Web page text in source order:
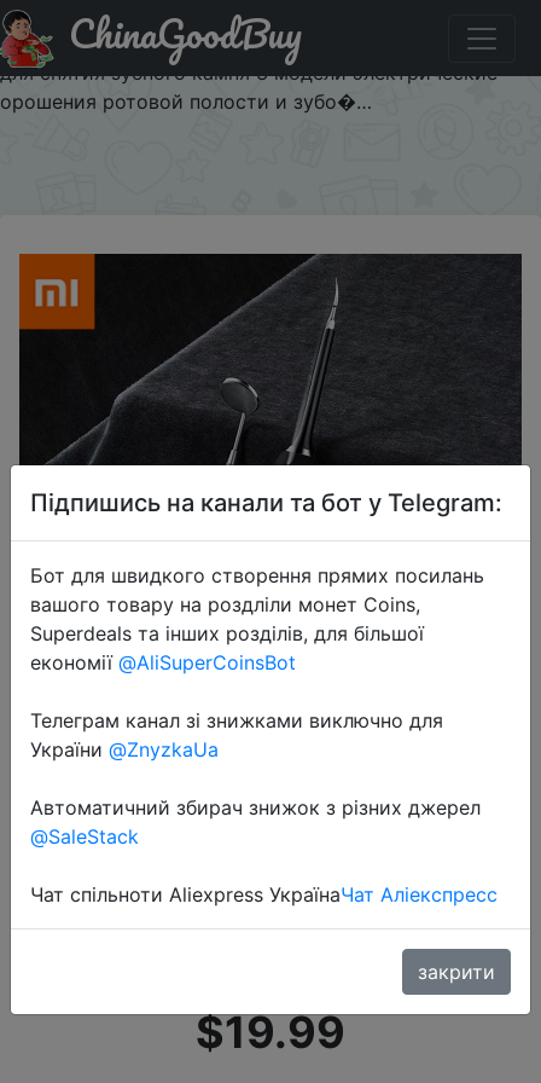
Паридбати з промокодом I5RNOZ5D3KS1 Xiaomi YMYM
зубного камня жидкость для снятия USB зубочистки
для снятия зубного камня 3 модели электрические
орошения ротовой полости и зубо�…
ChinaGoodBuy
2020-08-18
Xiaomi YMYM зубного камня
жидкость для снятия USB
зубочистки для снятия зубного
орошения ротовой полости и
$19.99
Підпишись на канали та бот у Telegram:
Бот для швидкого створення прямих посилань
вашого товару на роздліли монет Coins,
Superdeals та інших розділів, для більшої
економії @AliSuperCoinsBot
Телеграм канал зі знижками виключно для
України @ZnyzkaUa
Автоматичний збирач знижок з різних джерел
@SaleStack
Чат спільноти Aliexpress УкраїнаЧат Аліекспресс
закрити